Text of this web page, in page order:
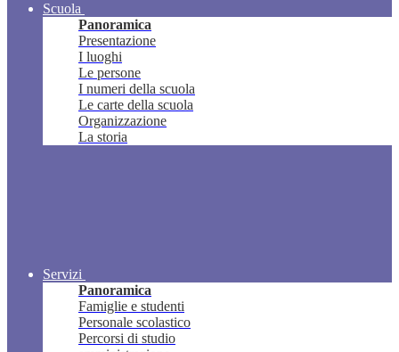
Scuola
Panoramica
Presentazione
I luoghi
Le persone
I numeri della scuola
Le carte della scuola
Organizzazione
La storia
Servizi
Panoramica
Famiglie e studenti
Personale scolastico
Percorsi di studio